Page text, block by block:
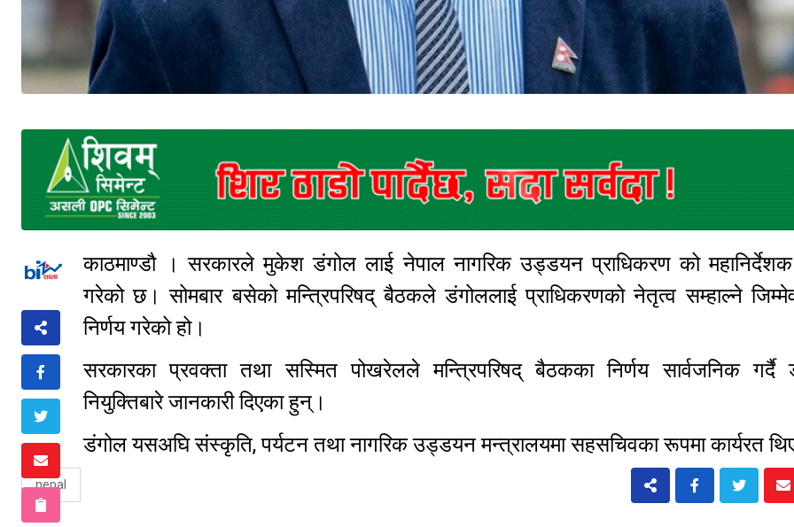
काठमाण्डौ । सरकारले मुकेश डंगोल लाई नेपाल नागरिक उड्डयन प्राधिकरण को
गरेको छ। सोमबार बसेको मन्त्रिपरिषद् बैठकले डंगोललाई प्राधिकरणको नेतृत्व सम्हाल्ने
निर्णय गरेको हो।
सरकारका प्रवक्ता तथा सस्मित पोखरेलले मन्त्रिपरिषद् बैठकका निर्णय सार्वजनिक गर्दै
नियुक्तिबारे जानकारी दिएका हुन्।
डंगोल यसअघि संस्कृति, पर्यटन तथा नागरिक उड्डयन मन्त्रालयमा सहसचिवका रूपमा कार्यरत
nepal